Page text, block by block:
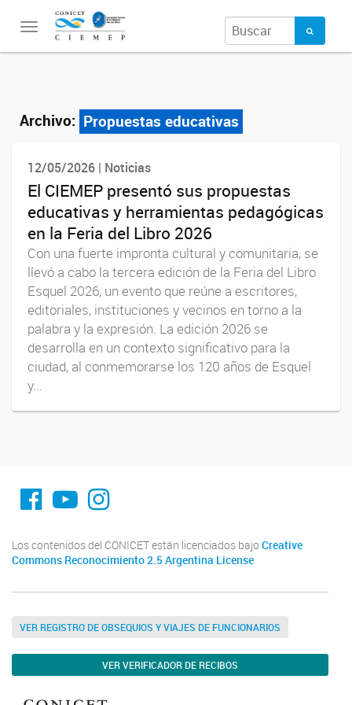
Toggle
navigation
Archivo: Propuestas educativas
12/05/2026 | Noticias
El CIEMEP presentó sus propuestas
educativas y herramientas pedagógicas
en la Feria del Libro 2026
Con una fuerte impronta cultural y comunitaria, se
llevó a cabo la tercera edición de la Feria del Libro
Esquel 2026, un evento que reúne a escritores,
editoriales, instituciones y vecinos en torno a la
palabra y la expresión. La edición 2026 se
desarrolla en un contexto significativo para la
ciudad, al conmemorarse los 120 años de Esquel
y...
fa-facebook
YouTube
Instagram
Los contenidos del CONICET están licenciados bajo Creative
Commons Reconocimiento 2.5 Argentina License
VER REGISTRO DE OBSEQUIOS Y VIAJES DE FUNCIONARIOS
VER VERIFICADOR DE RECIBOS